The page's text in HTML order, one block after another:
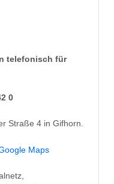
telefonisch für
0
Straße 4 in Gifhorn.
Maps